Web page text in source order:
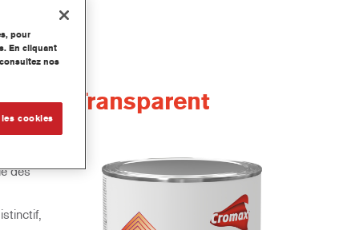
Transparent
des
pour
En cliquant
nos
cookies